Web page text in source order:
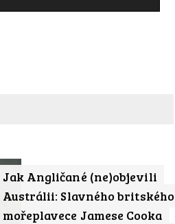
Jak Angličané (ne)objevili
Austrálii: Slavného britského
mořeplavece Jamese Cooka